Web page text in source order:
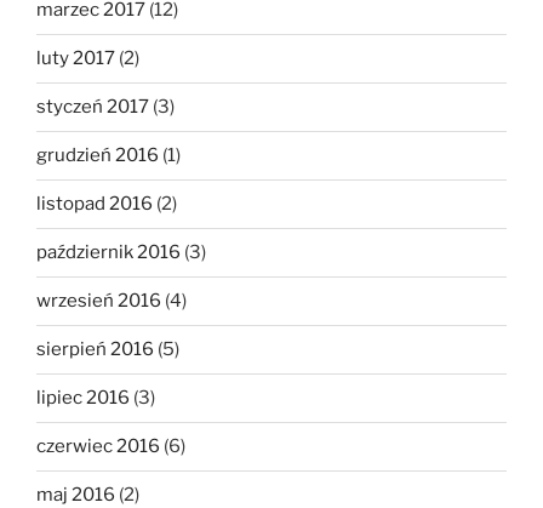
marzec 2017 (12)
luty 2017 (2)
styczeń 2017 (3)
grudzień 2016 (1)
listopad 2016 (2)
październik 2016 (3)
wrzesień 2016 (4)
sierpień 2016 (5)
lipiec 2016 (3)
czerwiec 2016 (6)
maj 2016 (2)